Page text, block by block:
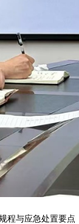
程与应急处置要点